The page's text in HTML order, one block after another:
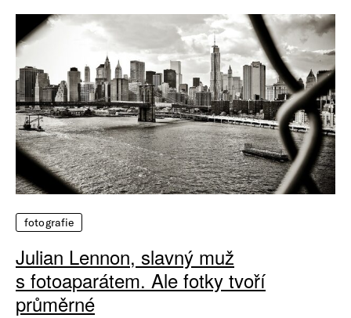
fotografie
Julian Lennon, slavný muž
s fotoaparátem. Ale fotky tvoří
průměrné